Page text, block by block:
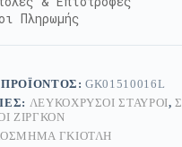
Πληρωμής
ΠΡΟΪΌΝΤΟΣ:GK01510016L
ΛΕΥΚΌΧΡΥΣΟΙ ΣΤΑΥΡΟΊ,
ΖΙΡΓΚΌΝ
ΓΚΙΟΤΛΗ